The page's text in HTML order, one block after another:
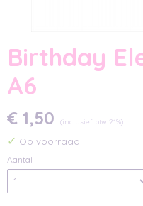
Birthday
A6
€ 1,50 (inclusief btw 21%)
✓ Op voorraad
Aantal